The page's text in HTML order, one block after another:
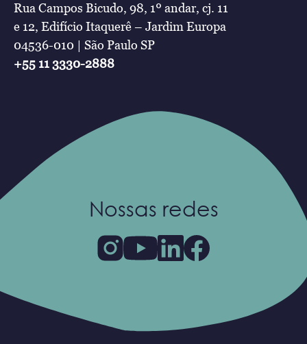
Rua Campos Bicudo, 98, 1º andar, cj. 11
e 12, Edifício Itaquerê – Jardim Europa
04536-010 | São Paulo SP
+55 11 3330-2888
Nossas redes